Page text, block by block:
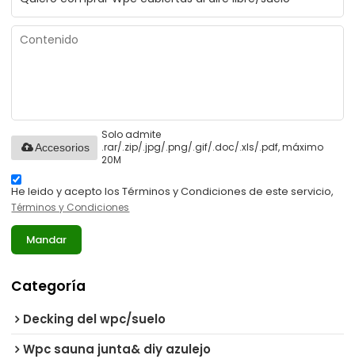
Solo admite
.rar/.zip/.jpg/.png/.gif/.doc/.xls/.pdf, máximo
20M
Accesorios
He leido y acepto los Términos y Condiciones de este servicio,
Términos y Condiciones
Mandar
Categoría
Decking del wpc/suelo
Wpc sauna junta& diy azulejo